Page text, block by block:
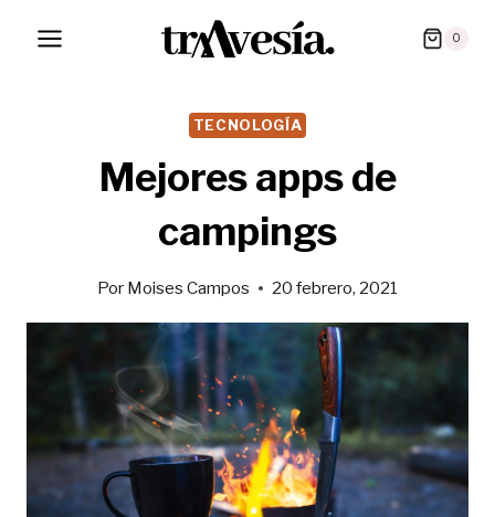
0
TECNOLOGÍA
Mejores apps de
campings
Por Moises Campos 20 febrero, 2021